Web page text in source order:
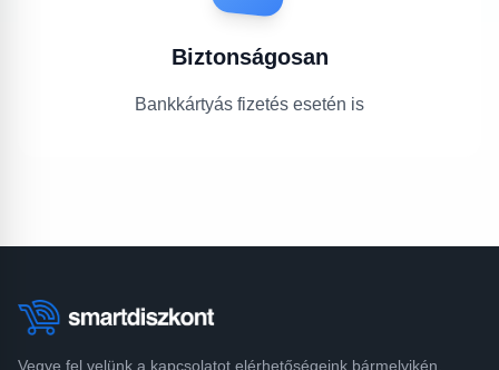
Biztonságosan
Bankkártyás fizetés esetén is
Vegye fel velünk a kapcsolatot elérhetőségeink bármelyikén.